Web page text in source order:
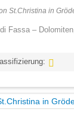
St.Christina in
Fassa –